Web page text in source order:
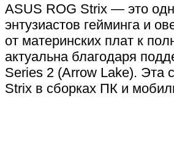
ASUS ROG Strix — это
энтузиастов гейминга и
от материнских плат к
актуальна благодаря
Series 2 (Arrow Lake). Эта
Strix в сборках ПК и